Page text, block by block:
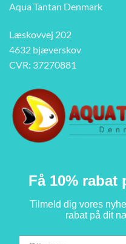
Aqua Tantan Denmark
Læskovvej 202
4632 bjæverskov
CVR: 37270881
Få 10%
Tilmeld dig vores
rabat på dit